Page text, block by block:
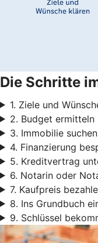
Die Schritte
1. Ziele und
2. Budget ermitteln
3. Immobilie suchen
4. Finanzierung
5. Kreditvertrag
6. Notarin oder
7. Kaufpreis
8. Ins Grundbuch
9. Schlüssel